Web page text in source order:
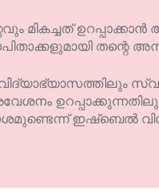
മികച്ചത്
ഇഷ്ബെൽ